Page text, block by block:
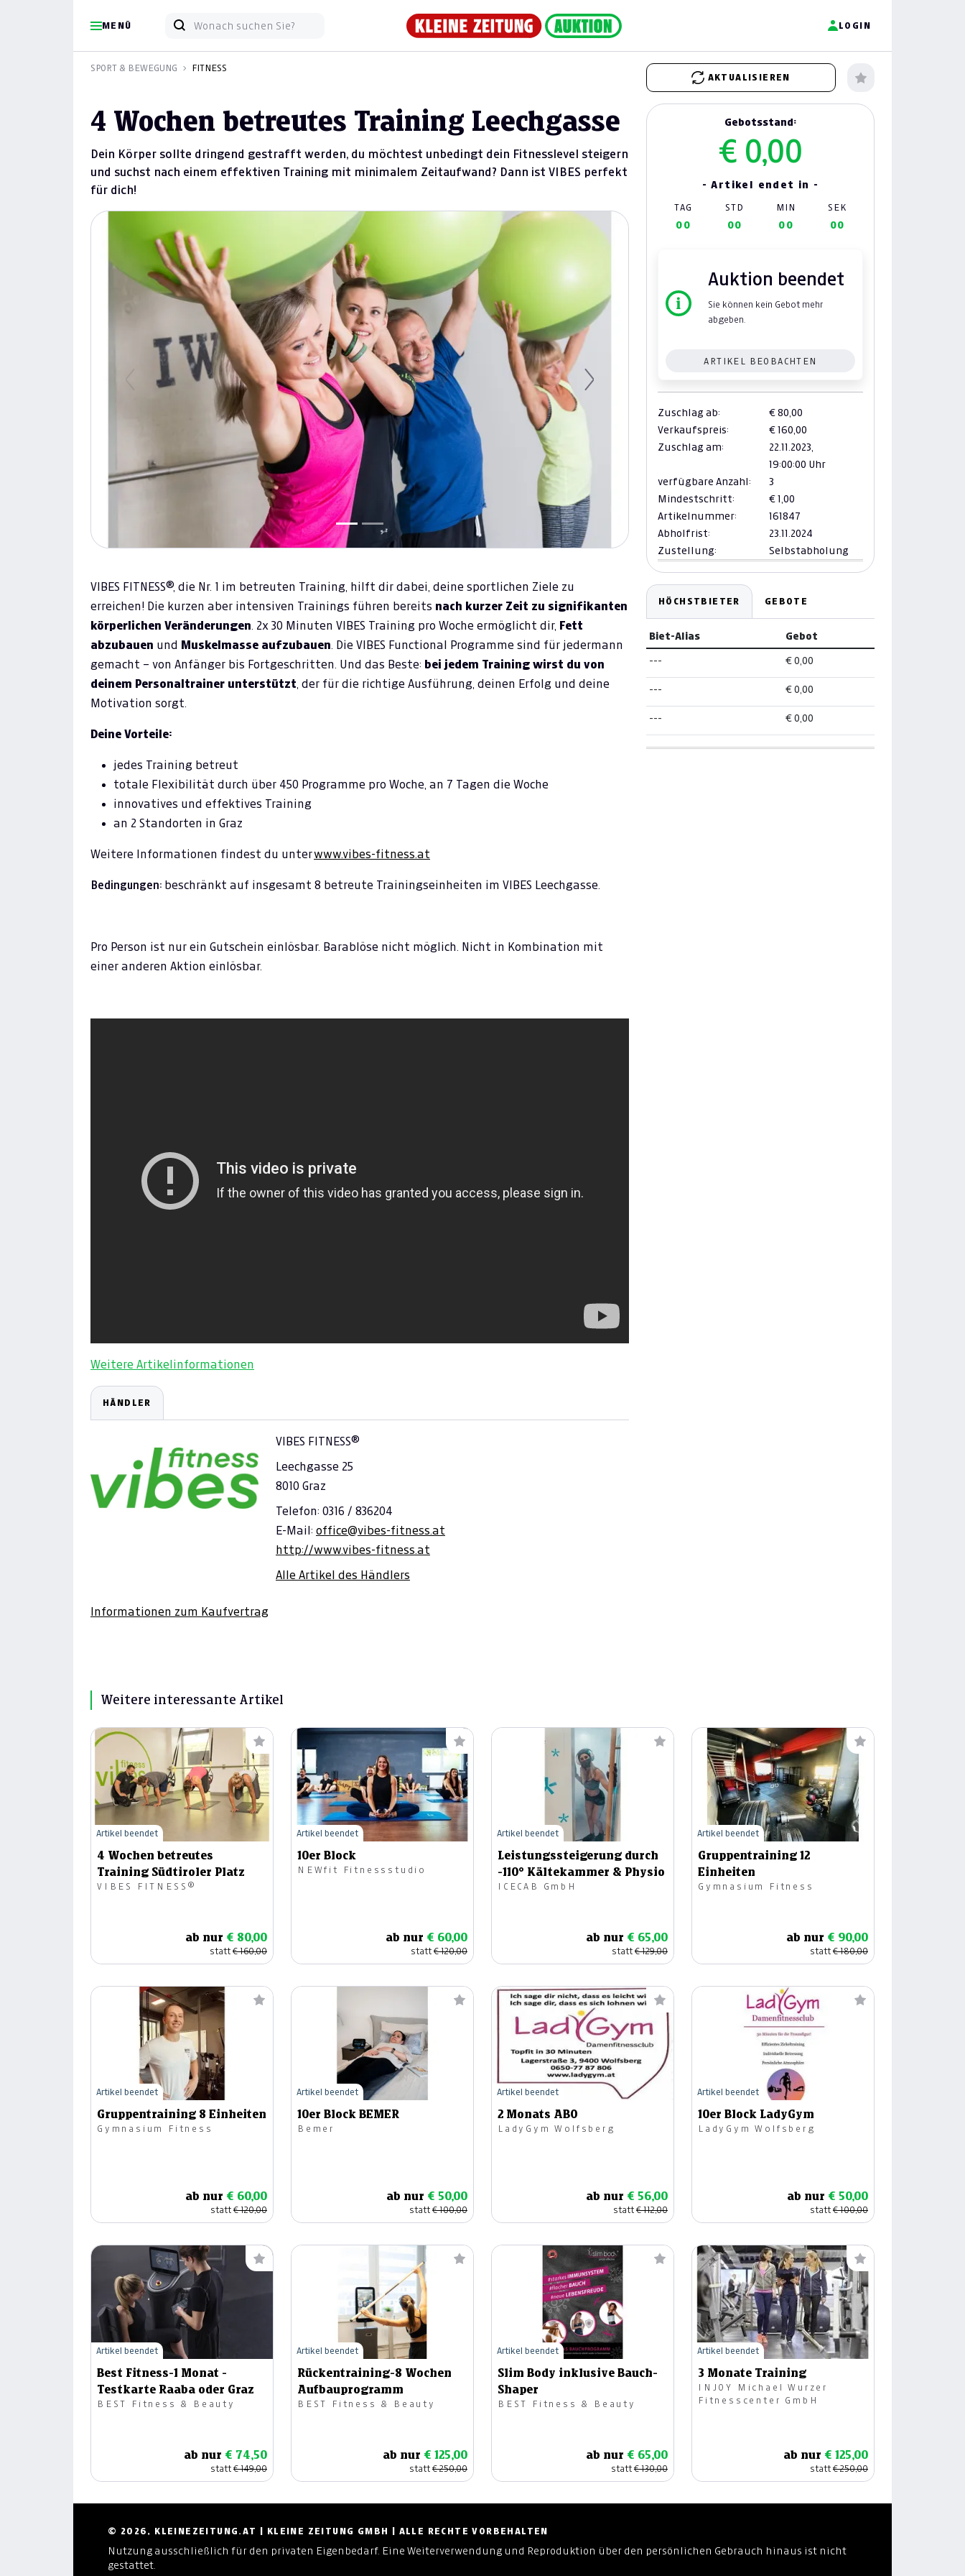
MENÜ LOGIN
SPORT & BEWEGUNG
FITNESS
AKTUALISIEREN
4 Wochen betreutes Training Leechgasse
Dein Körper sollte dringend gestrafft werden, du möchtest unbedingt dein Fitnesslevel steigern
und suchst nach einem effektiven Training mit minimalem Zeitaufwand? Dann ist VIBES perfekt
für dich!
Previous Next
VIBES FITNESS®, die Nr. 1 im betreuten Training, hilft dir dabei, deine sportlichen Ziele zu
erreichen! Die kurzen aber intensiven Trainings führen bereits nach kurzer Zeit zu signifikanten
körperlichen Veränderungen . 2x 30 Minuten VIBES Training pro Woche ermöglicht dir, Fett
abzubauen und Muskelmasse aufzubauen . Die VIBES Functional Programme sind für jedermann
gemacht – von Anfänger bis Fortgeschritten. Und das Beste: bei jedem Training wirst du von
deinem Personaltrainer unterstützt , der für die richtige Ausführung, deinen Erfolg und deine
Motivation sorgt.
Deine Vorteile:
jedes Training betreut
totale Flexibilität durch über 450 Programme pro Woche, an 7 Tagen die Woche
innovatives und effektives Training
an 2 Standorten in Graz
Weitere Informationen findest du unterwww.vibes-fitness.at
Bedingungen: beschränkt auf insgesamt 8 betreute Trainingseinheiten im VIBES Leechgasse.
Pro Person ist nur ein Gutschein einlösbar. Barablöse nicht möglich. Nicht in Kombination mit
einer anderen Aktion einlösbar.
Weitere Artikelinformationen
HÄNDLER
VIBES FITNESS®
Leechgasse 25
8010 Graz
Telefon: 0316 / 836204
E-Mail: office@vibes-fitness.at
http://www.vibes-fitness.at
Alle Artikel des Händlers
Informationen zum Kaufvertrag
Gebotsstand:
€ 0,00
- Artikel endet in -
TAG STD MIN SEK
00 00 00 00
Auktion beendet
Sie können kein Gebot mehr
abgeben.
ARTIKEL BEOBACHTEN
Zuschlag ab:
€ 80,00
Verkaufspreis:
€ 160,00
Zuschlag am:
22.11.2023,
19:00:00 Uhr
verfügbare Anzahl:
3
Mindestschritt:
€ 1,00
Artikelnummer:
161847
Abholfrist:
23.11.2024
Zustellung:
Selbstabholung
HÖCHSTBIETER GEBOTE
Biet-Alias Gebot
--- € 0,00
--- € 0,00
--- € 0,00
Weitere interessante Artikel
4 Wochen betreutes
Training Südtiroler Platz
VIBES FITNESS®
ab nur € 80,00
statt€ 160,00
Artikel beendet
10er Block
NEWfit Fitnessstudio
ab nur € 60,00
statt€ 120,00
Artikel beendet
Leistungssteigerung durch
-110° Kältekammer & Physio
ICECAB GmbH
ab nur € 65,00
statt€ 129,00
Artikel beendet
Gruppentraining 12
Einheiten
Gymnasium Fitness
ab nur € 90,00
statt€ 180,00
Artikel beendet
Gruppentraining 8 Einheiten
Gymnasium Fitness
ab nur € 60,00
statt€ 120,00
Artikel beendet
10er Block BEMER
Bemer
ab nur € 50,00
statt€ 100,00
Artikel beendet
2 Monats ABO
LadyGym Wolfsberg
ab nur € 56,00
statt€ 112,00
Artikel beendet
10er Block LadyGym
LadyGym Wolfsberg
ab nur € 50,00
statt€ 100,00
Artikel beendet
Best Fitness-1 Monat -
Testkarte Raaba oder Graz
BEST Fitness & Beauty
ab nur € 74,50
statt€ 149,00
Artikel beendet
Rückentraining-8 Wochen
Aufbauprogramm
BEST Fitness & Beauty
ab nur € 125,00
statt€ 250,00
Artikel beendet
Slim Body inklusive Bauch-
Shaper
BEST Fitness & Beauty
ab nur € 65,00
statt€ 130,00
Artikel beendet
3 Monate Training
INJOY Michael Wurzer
Fitnesscenter GmbH
ab nur € 125,00
statt€ 250,00
Artikel beendet
© 2026, KLEINEZEITUNG.AT | KLEINE ZEITUNG GMBH | ALLE RECHTE VORBEHALTEN
Nutzung ausschließlich für den privaten Eigenbedarf. Eine Weiterverwendung und Reproduktion über den persönlichen Gebrauch hinaus ist nicht
gestattet.